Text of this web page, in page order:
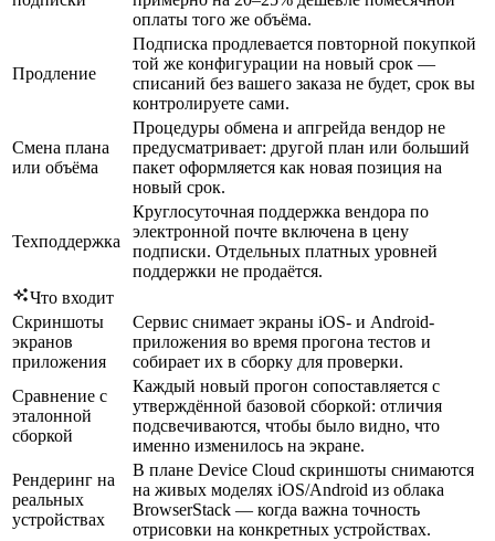
оплаты того же объёма.
Продление
Подписка продлевается повторной покупкой
той же конфигурации на новый срок —
списаний без вашего заказа не будет, срок вы
контролируете сами.
Смена плана
или объёма
Процедуры обмена и апгрейда вендор не
предусматривает: другой план или больший
пакет оформляется как новая позиция на
новый срок.
Техподдержка
Круглосуточная поддержка вендора по
электронной почте включена в цену
подписки. Отдельных платных уровней
поддержки не продаётся.
Что входит
Скриншоты
экранов
приложения
Сервис снимает экраны iOS- и Android-
приложения во время прогона тестов и
собирает их в сборку для проверки.
Сравнение с
эталонной
сборкой
Каждый новый прогон сопоставляется с
утверждённой базовой сборкой: отличия
подсвечиваются, чтобы было видно, что
именно изменилось на экране.
Рендеринг на
реальных
устройствах
В плане Device Cloud скриншоты снимаются
на живых моделях iOS/Android из облака
BrowserStack — когда важна точность
отрисовки на конкретных устройствах.